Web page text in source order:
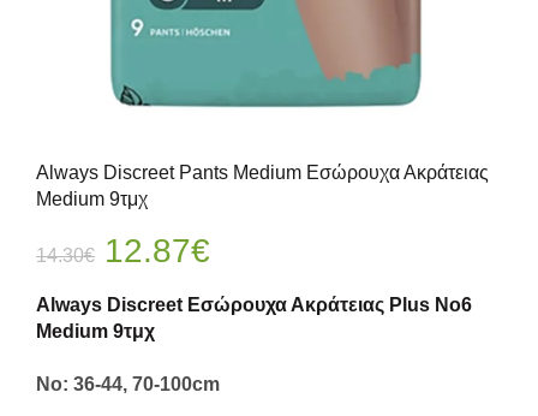
Always Discreet Pants Medium Εσώρουχα Ακράτειας
Medium 9τμχ
14.30€ Original
price
12.87€
τρέχουσα
Always Discreet Εσώρουχα Ακράτειας Plus Νo6
Medium 9τμχ
No: 36-44, 70-100cm